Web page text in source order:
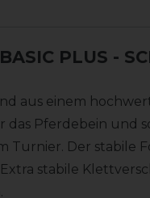
PLUS -
aus einem
das Pferdebein und
Turnier. Der stabile
stabile